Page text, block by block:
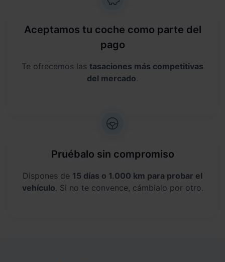
Aceptamos tu coche como parte del
pago
Te ofrecemos las tasaciones más competitivas
del mercado.
Pruébalo sin compromiso
Dispones de 15 días o 1.000 km para probar el
vehículo. Si no te convence, cámbialo por otro.